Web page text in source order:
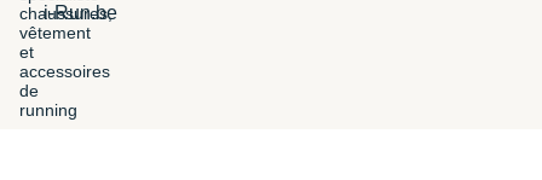
i-Run.be